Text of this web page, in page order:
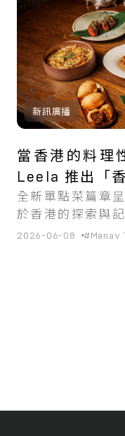
新訊廣播
當香港的料理
Leela 推出「
全新單點菜篇章
於香港的探索與記
2026-06-08 #Manav